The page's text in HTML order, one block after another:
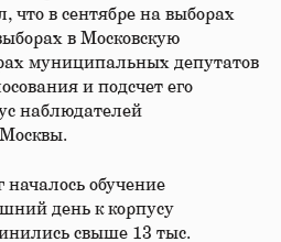
в сентябре на выборах
в Московскую
муниципальных депутатов
и подсчет его
наблюдателей
началось обучение
день к корпусу
свыше 13 тыс.